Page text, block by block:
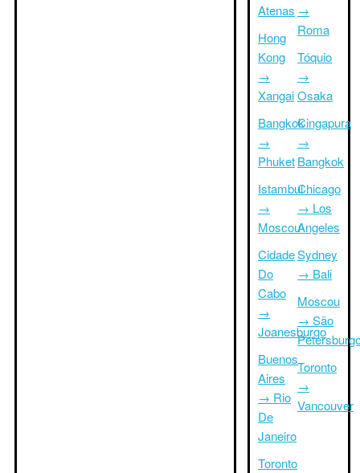
Atenas
Hong
Kong
→
Xangai
Bangkok
→
Phuket
Istambul
→
Moscou
Cidade
Do
Cabo
→
Joanesburgo
Buenos
Aires
→ Rio
De
Janeiro
Toronto
→
Roma
Tóquio
→
Osaka
Cingapura
→
Bangkok
Chicago
→ Los
Angeles
Sydney
→ Bali
Moscou
→ São
Toronto
→
Vancouver